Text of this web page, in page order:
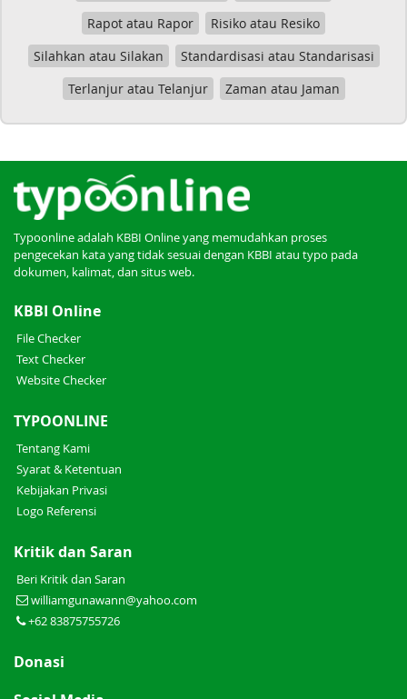
Rapot atau Rapor
Risiko atau Resiko
Silahkan atau Silakan
Standardisasi atau Standarisasi
Terlanjur atau Telanjur
Zaman atau Jaman
Typoonline adalah KBBI Online yang memudahkan proses
pengecekan kata yang tidak sesuai dengan KBBI atau typo pada
dokumen, kalimat, dan situs web.
KBBI Online
File Checker
Text Checker
Website Checker
TYPOONLINE
Tentang Kami
Syarat & Ketentuan
Kebijakan Privasi
Logo Referensi
Kritik dan Saran
Beri Kritik dan Saran
williamgunawann@yahoo.com
+62 83875755726
Donasi